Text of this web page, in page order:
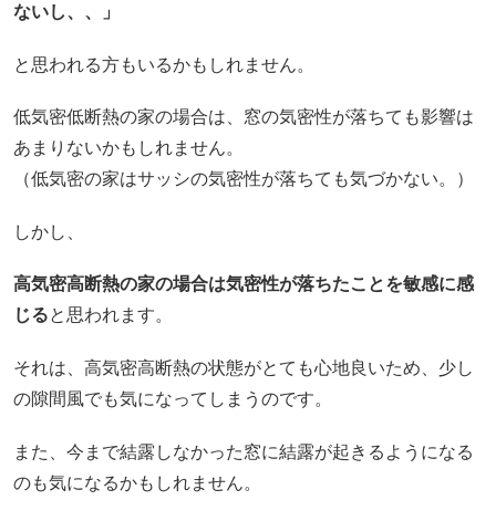
ないし、、」
と思われる方もいるかもしれません。
低気密低断熱の家の場合は、窓の気密性が落ちても影響は
あまりないかもしれません。
（低気密の家はサッシの気密性が落ちても気づかない。）
しかし、
高気密高断熱の家の場合は気密性が落ちたことを敏感に感
じると思われます。
それは、高気密高断熱の状態がとても心地良いため、少し
の隙間風でも気になってしまうのです。
また、今まで結露しなかった窓に結露が起きるようになる
のも気になるかもしれません。